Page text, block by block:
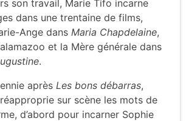
son travail, Marie Tifo incarne
dans une trentaine de films,
Ange dans Maria Chapdelaine,
et la Mère générale dans
.
après Les bons débarras,
sur scène les mots de
d’abord pour incarner Sophie